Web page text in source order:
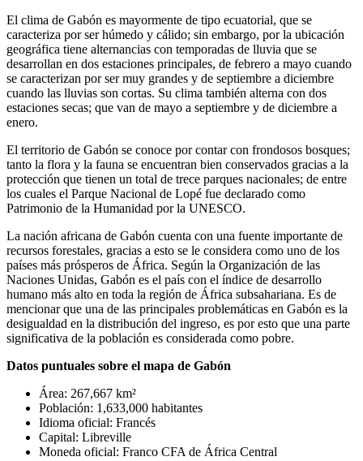
El clima de Gabón es mayormente de tipo ecuatorial, que se
caracteriza por ser húmedo y cálido; sin embargo, por la ubicación
geográfica tiene alternancias con temporadas de lluvia que se
desarrollan en dos estaciones principales, de febrero a mayo cuando
se caracterizan por ser muy grandes y de septiembre a diciembre
cuando las lluvias son cortas. Su clima también alterna con dos
estaciones secas; que van de mayo a septiembre y de diciembre a
enero.
El territorio de Gabón se conoce por contar con frondosos bosques;
tanto la flora y la fauna se encuentran bien conservados gracias a la
protección que tienen un total de trece parques nacionales; de entre
los cuales el Parque Nacional de Lopé fue declarado como
Patrimonio de la Humanidad por la UNESCO.
La nación africana de Gabón cuenta con una fuente importante de
recursos forestales, gracias a esto se le considera como uno de los
países más prósperos de África. Según la Organización de las
Naciones Unidas, Gabón es el país con el índice de desarrollo
humano más alto en toda la región de África subsahariana. Es de
mencionar que una de las principales problemáticas en Gabón es la
desigualdad en la distribución del ingreso, es por esto que una parte
significativa de la población es considerada como pobre.
Datos puntuales sobre el mapa de Gabón
Área: 267,667 km²
Población: 1,633,000 habitantes
Idioma oficial: Francés
Capital: Libreville
Moneda oficial: Franco CFA de África Central